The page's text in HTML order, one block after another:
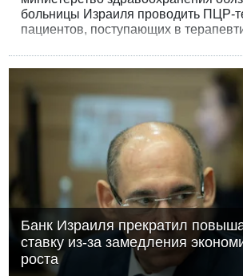
больницы Израиля проводить ПЦР-
пациентов, поступающих в
Банк Израиля прекратил
ставку из-за замедления
роста